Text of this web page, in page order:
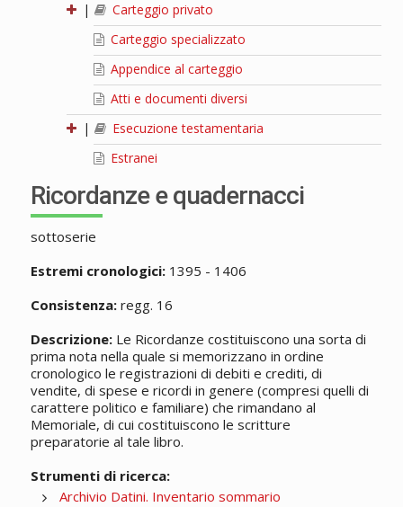
|
Carteggio privato
Carteggio specializzato
Appendice al carteggio
Atti e documenti diversi
|
Esecuzione testamentaria
Estranei
Ricordanze e quadernacci
sottoserie
Estremi cronologici:1395 - 1406
Consistenza:regg. 16
Descrizione:Le Ricordanze costituiscono una sorta di
prima nota nella quale si memorizzano in ordine
cronologico le registrazioni di debiti e crediti, di
vendite, di spese e ricordi in genere (compresi quelli di
carattere politico e familiare) che rimandano al
Memoriale, di cui costituiscono le scritture
preparatorie al tale libro.
Strumenti di ricerca:
Archivio Datini. Inventario sommario